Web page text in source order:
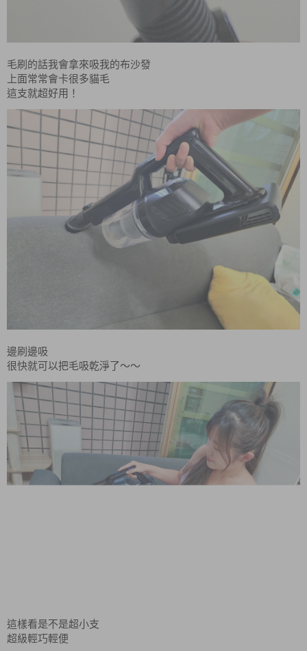
毛刷 的話我會拿來吸我的布沙發
上面常常會卡很多貓毛
這支就超好用！
邊刷邊吸
很快就可以把毛吸乾淨了～～
這樣看是不是超小支
超級輕巧輕便